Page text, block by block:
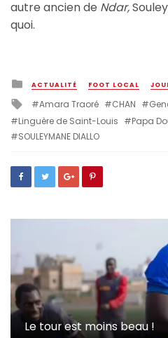
autre ancien de Ndar,
quoi.
Posted
in
ACTUALITÉ FOOT LOCAL
Tagged
with
Amara Traoré CHAN
Linguère de Saint-Louis
Papa
SOULEYMANE DIALLO
Le tour est moins beau !